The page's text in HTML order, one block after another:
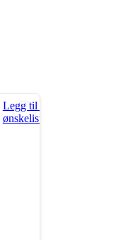
Legg til i
ønskeliste